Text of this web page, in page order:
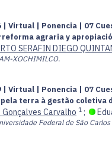
| Virtual | Ponencia | 07
agraria y
SERAFIN DIEGO
XOCHIMILCO.
| Virtual | Ponencia | 07
terra à gestão coletiva
Carvalho 1 ;
Federal de São Carlos